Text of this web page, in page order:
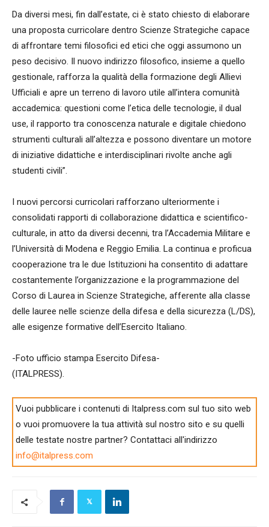
Da diversi mesi, fin dall’estate, ci è stato chiesto di elaborare
una proposta curricolare dentro Scienze Strategiche capace
di affrontare temi filosofici ed etici che oggi assumono un
peso decisivo. Il nuovo indirizzo filosofico, insieme a quello
gestionale, rafforza la qualità della formazione degli Allievi
Ufficiali e apre un terreno di lavoro utile all’intera comunità
accademica: questioni come l’etica delle tecnologie, il dual
use, il rapporto tra conoscenza naturale e digitale chiedono
strumenti culturali all’altezza e possono diventare un motore
di iniziative didattiche e interdisciplinari rivolte anche agli
studenti civili”.
I nuovi percorsi curricolari rafforzano ulteriormente i
consolidati rapporti di collaborazione didattica e scientifico-
culturale, in atto da diversi decenni, tra l’Accademia Militare e
l’Università di Modena e Reggio Emilia. La continua e proficua
cooperazione tra le due Istituzioni ha consentito di adattare
costantemente l’organizzazione e la programmazione del
Corso di Laurea in Scienze Strategiche, afferente alla classe
delle lauree nelle scienze della difesa e della sicurezza (L/DS),
alle esigenze formative dell’Esercito Italiano.
-Foto ufficio stampa Esercito Difesa-
(ITALPRESS).
Vuoi pubblicare i contenuti di Italpress.com sul tuo sito web
o vuoi promuovere la tua attività sul nostro sito e su quelli
delle testate nostre partner? Contattaci all'indirizzo
info@italpress.com